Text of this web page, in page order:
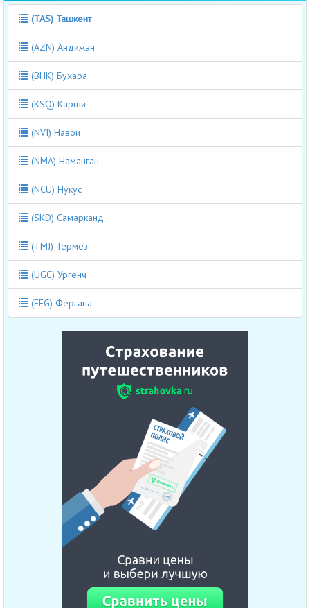
(TAS) Ташкент
(AZN) Андижан
(BHK) Бухара
(KSQ) Карши
(NVI) Навои
(NMA) Наманган
(NCU) Нукус
(SKD) Самарканд
(TMJ) Термез
(UGC) Ургенч
(FEG) Фергана